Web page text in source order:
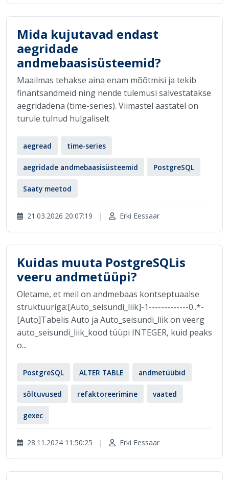
Mida kujutavad endast
aegridade
andmebaasisüsteemid?
Maailmas tehakse aina enam mõõtmisi ja tekib
finantsandmeid ning nende tulemusi salvestatakse
aegridadena (time-series). Viimastel aastatel on
turule tulnud hulgaliselt
aegread time-series
aegridade andmebaasisüsteemid PostgreSQL
Saaty meetod
21.03.2026 20:07:19 | Erki Eessaar
Kuidas muuta PostgreSQLis
veeru andmetüüpi?
Oletame, et meil on andmebaas kontseptuaalse
struktuuriga:[Auto_seisundi_liik]-1-------------0..*-
[Auto]Tabelis Auto ja Auto_seisundi_liik on veerg
auto_seisundi_liik_kood tüüpi INTEGER, kuid peaks
o...
PostgreSQL ALTER TABLE andmetüübid
sõltuvused refaktoreerimine vaated
gexec
28.11.2024 11:50:25 | Erki Eessaar